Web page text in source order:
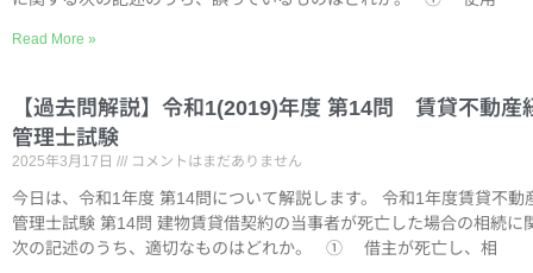
Read More »
【過去問解説】令和1(2019)年度 第14問 賃貸不動産
管理士試験
2025年3月17日 コメントはまだありません
今日は、令和1年度 第14問について解説します。 令和1年度賃貸不動
管理士試験 第14問 建物賃貸借契約の当事者が死亡した場合の相続に
次の記述のうち、適切なものはどれか。 ① 借主が死亡し、相